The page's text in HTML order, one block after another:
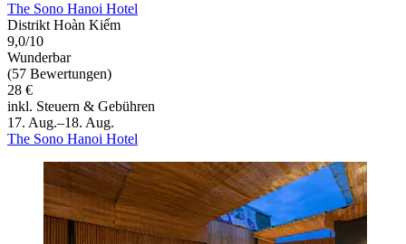
The Sono Hanoi Hotel
Distrikt Hoàn Kiếm
9,0/10
Wunderbar
(57 Bewertungen)
28 €
inkl. Steuern & Gebühren
17. Aug.–18. Aug.
The Sono Hanoi Hotel